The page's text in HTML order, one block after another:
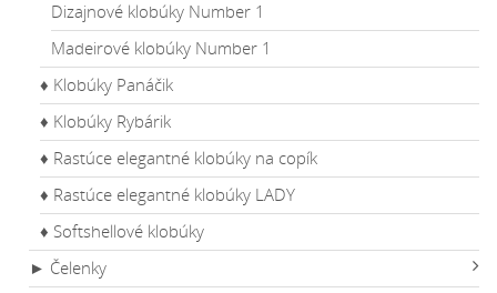
Dizajnové klobúky Number 1
Madeirové klobúky Number 1
♦ Klobúky Panáčik
♦ Klobúky Rybárik
♦ Rastúce elegantné klobúky na copík
♦ Rastúce elegantné klobúky LADY
♦ Softshellové klobúky
► Čelenky